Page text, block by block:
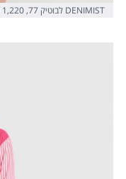
DENIMIST לבוטיק 77, 1,220 שקלים (צילום: יח"צ חו"ל)